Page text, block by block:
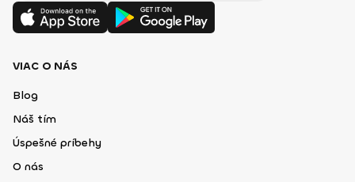
VIAC O NÁS
Blog
Náš tím
Úspešné príbehy
O nás